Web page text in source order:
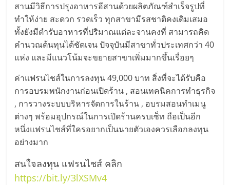
ทำเล
สำหรับ
เปิด
ร้าน
ปรึกษา
บริการ
พัฒนา
ระบบ
แฟ
รน
ไชส์"
สานมีวิธีการปรุงอาหารอีสานด้วยผลิตภัณฑ์สำเร็จรูปที่
ทำให้ง่าย สะดวก รวดเร็ว ทุกสาขามีรสชาติคงเดิมเสมอ
ทั้งยังมีตำรับอาหารที่ปริมาณแต่ละจานคงที่ สามารถคิด
คำนวณต้นทุนได้ชัดเจน ปัจจุบันมีสาขาทั่วประเทศกว่า 40
แห่ง และมีแนวโน้มจะขยายสาขาเพิ่มมากขึ้นเรื่อยๆ
ค่าแฟรนไชส์ในการลงทุน 49,000 บาท สิ่งที่จะได้รับคือ
การอบรมพนักงานก่อนเปิดร้าน , สอนเทคนิคการทำธุรกิจ
, การวางระบบบริหารจัดการในร้าน , อบรมสอนทำเมนู
ต่างๆ พร้อมอุปกรณ์ในการเปิดร้านครบเซ็ท ถือเป็นอีก
หนึ่งแฟรนไชส์ที่ใครอยากเป็นนายตัวเองควรเลือกลงทุน
อย่างมาก
สนใจลงทุน แฟรนไชส์ คลิก
https://bit.ly/3lXSMv4